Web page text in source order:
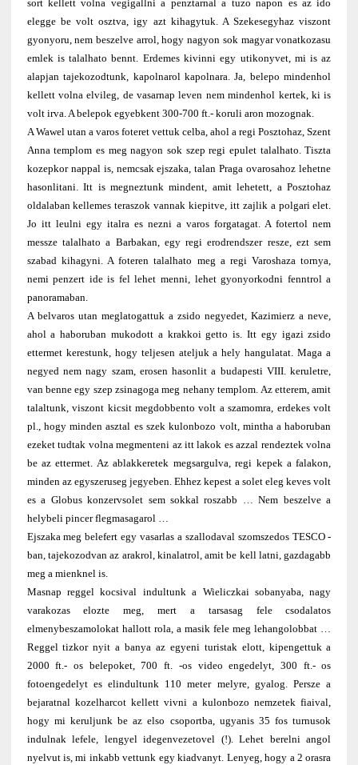
sort kellett volna vegigallni a penztarnal a tuzo napon es az ido
elegge be volt osztva, igy azt kihagytuk. A Szekesegyhaz viszont
gyonyoru, nem beszelve arrol, hogy nagyon sok magyar vonatkozasu
emlek is talalhato bennt. Erdemes kivinni egy utikonyvet, mi is az
alapjan tajekozodtunk, kapolnarol kapolnara. Ja, belepo mindenhol
kellett volna elvileg, de vasarnap leven nem mindenhol kertek, ki is
volt irva. A belepok egyebkent 300-700 ft.- koruli aron mozognak.
A Wawel utan a varos foteret vettuk celba, ahol a regi Posztohaz, Szent
Anna templom es meg nagyon sok szep regi epulet talalhato. Tiszta
kozepkor nappal is, nemcsak ejszaka, talan Praga ovarosahoz lehetne
hasonlitani. Itt is megneztunk mindent, amit lehetett, a Posztohaz
oldalaban kellemes teraszok vannak kiepitve, itt zajlik a polgari elet.
Jo itt leulni egy italra es nezni a varos forgatagat. A fotertol nem
messze talalhato a Barbakan, egy regi erodrendszer resze, ezt sem
szabad kihagyni. A foteren talalhato meg a regi Varoshaza tornya,
nemi penzert ide is fel lehet menni, lehet gyonyorkodni fenntrol a
panoramaban.
A belvaros utan meglatogattuk a zsido negyedet, Kazimierz a neve,
ahol a haboruban mukodott a krakkoi getto is. Itt egy igazi zsido
ettermet kerestunk, hogy teljesen ateljuk a hely hangulatat. Maga a
negyed nem nagy szam, erosen hasonlit a budapesti VIII. keruletre,
van benne egy szep zsinagoga meg nehany templom. Az etterem, amit
talaltunk, viszont kicsit megdobbento volt a szamomra, erdekes volt
pl., hogy minden asztal es szek kulonbozo volt, mintha a haboruban
ezeket tudtak volna megmenteni az itt lakok es azzal rendeztek volna
be az ettermet. Az ablakkeretek megsargulva, regi kepek a falakon,
minden az egyszeruseg jegyeben. Ehhez kepest a solet eleg keves volt
es a Globus konzervsolet sem sokkal roszabb … Nem beszelve a
helybeli pincer flegmasagarol …
Ejszaka meg belefert egy vasarlas a szallodaval szomszedos TESCO -
ban, tajekozodvan az arakrol, kinalatrol, amit be kell latni, gazdagabb
meg a mienknel is.
Masnap reggel kocsival indultunk a Wieliczkai sobanyaba, nagy
varakozas elozte meg, mert a tarsasag fele csodalatos
elmenybeszamolokat hallott rola, a masik fele meg lehangolobbat …
Reggel tizkor nyit a banya az egyeni turistak elott, kipengettuk a
2000 ft.- os belepoket, 700 ft. -os video engedelyt, 300 ft.- os
fotoengedelyt es elindultunk 110 meter melyre, gyalog. Persze a
bejaratnal kozelharcot kellett vivni a kulonbozo nemzetek fiaival,
hogy mi keruljunk be az elso csoportba, ugyanis 35 fos turnusok
indulnak lefele, lengyel idegenvezetovel (!). Lehet berelni angol
nyelvut is, mi inkabb vettunk egy kiadvanyt. Lenyeg, hogy a 2 orasra